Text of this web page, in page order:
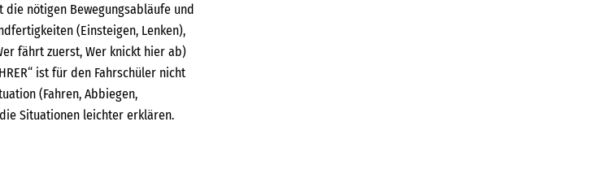
nötigen Bewegungsabläufe und
(Einsteigen, Lenken),
fährt zuerst, Wer knickt hier ab)
ist für den Fahrschüler nicht
(Fahren, Abbiegen,
Situationen leichter erklären.